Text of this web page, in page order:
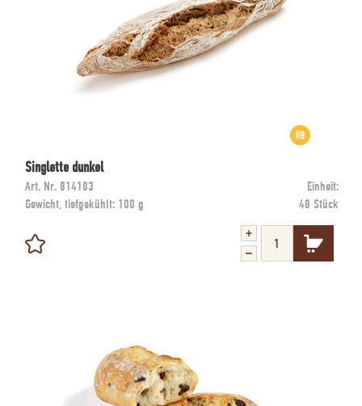
Singlette dunkel
Art. Nr. 814183
Einheit:
Gewicht, tiefgekühlt: 100 g 48 Stück